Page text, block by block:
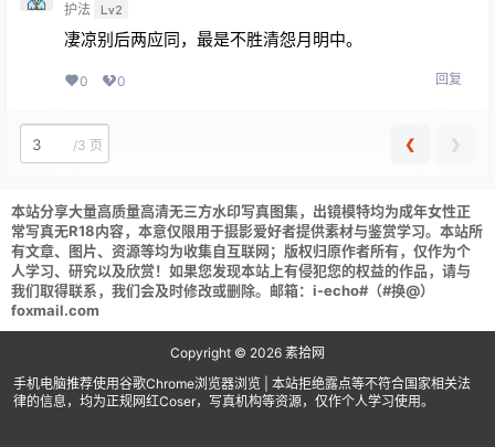
护法 Lv2
凄凉别后两应同，最是不胜清怨月明中。
0 0 回复
/3 页 ❮ ❯
本站分享大量高质量高清无三方水印写真图集，出镜模特均为成年女性正
常写真无R18内容，本意仅限用于摄影爱好者提供素材与鉴赏学习。本站所
有文章、图片、资源等均为收集自互联网；版权归原作者所有，仅作为个
人学习、研究以及欣赏！如果您发现本站上有侵犯您的权益的作品，请与
我们取得联系，我们会及时修改或删除。邮箱：i-echo#（#换@）
foxmail.com
Copyright © 2026 素拾网
手机电脑推荐使用谷歌Chrome浏览器浏览 | 本站拒绝露点等不符合国家相关法
律的信息，均为正规网红Coser，写真机构等资源，仅作个人学习使用。